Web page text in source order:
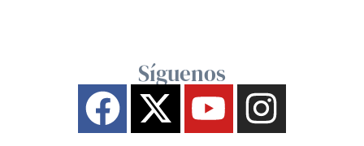
Síguenos